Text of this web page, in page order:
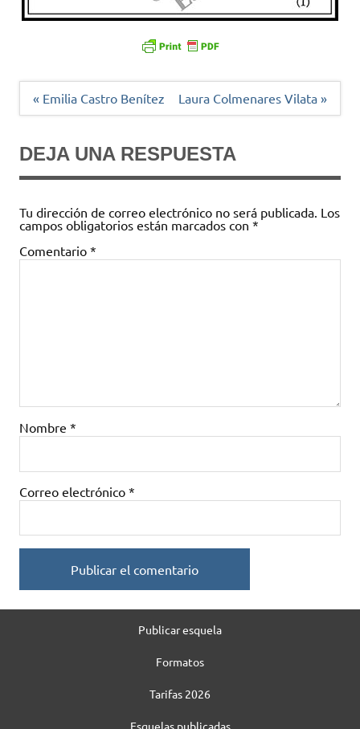
Navegación
« Emilia Castro Benítez Laura Colmenares Vilata »
DEJA UNA RESPUESTA
Tu dirección de correo electrónico no será publicada. Los
campos obligatorios están marcados con *
Comentario *
Nombre *
Correo electrónico *
Publicar esquela
Formatos
Tarifas 2026
Esquelas publicadas